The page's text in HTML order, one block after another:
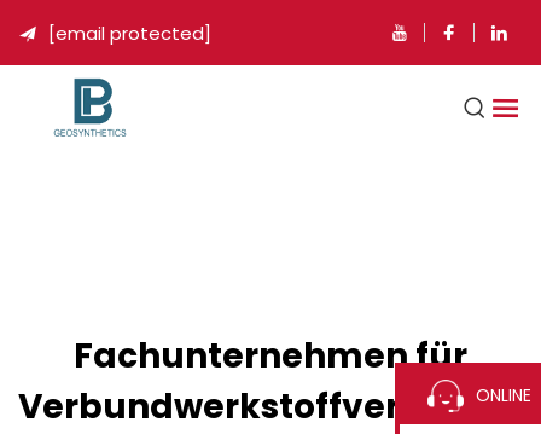
 [email protected]
Fachunternehmen für
ONLINE